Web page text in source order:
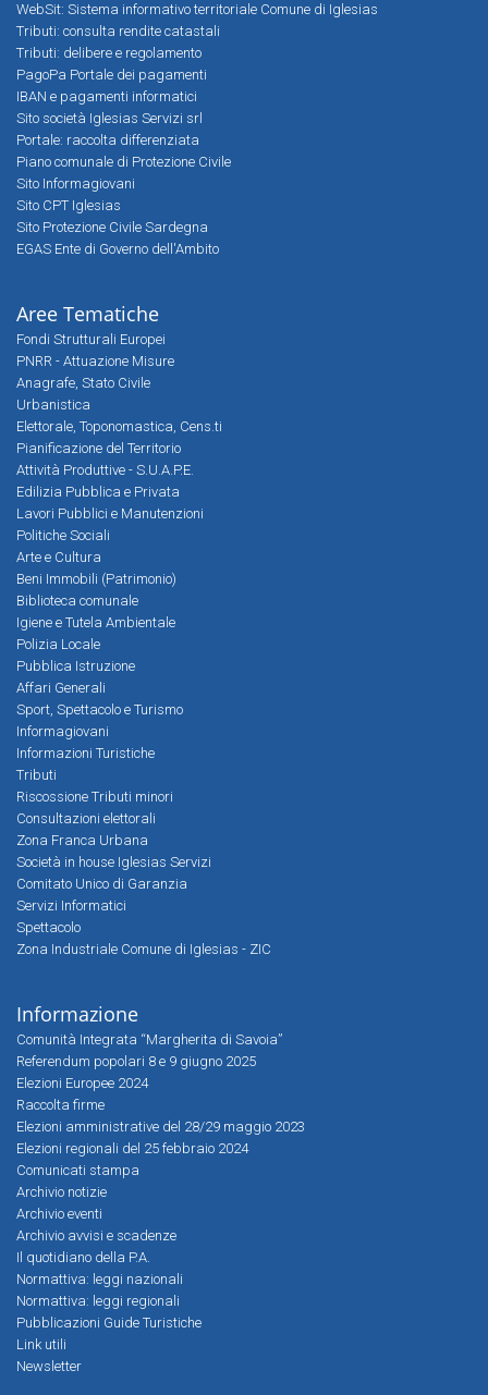
WebSit: Sistema informativo territoriale Comune di Iglesias
Tributi: consulta rendite catastali
Tributi: delibere e regolamento
PagoPa Portale dei pagamenti
IBAN e pagamenti informatici
Sito società Iglesias Servizi srl
Portale: raccolta differenziata
Piano comunale di Protezione Civile
Sito Informagiovani
Sito CPT Iglesias
Sito Protezione Civile Sardegna
EGAS Ente di Governo dell'Ambito
Aree Tematiche
Fondi Strutturali Europei
PNRR - Attuazione Misure
Anagrafe, Stato Civile
Urbanistica
Elettorale, Toponomastica, Cens.ti
Pianificazione del Territorio
Attività Produttive - S.U.A.P.E.
Edilizia Pubblica e Privata
Lavori Pubblici e Manutenzioni
Politiche Sociali
Arte e Cultura
Beni Immobili (Patrimonio)
Biblioteca comunale
Igiene e Tutela Ambientale
Polizia Locale
Pubblica Istruzione
Affari Generali
Sport, Spettacolo e Turismo
Informagiovani
Informazioni Turistiche
Tributi
Riscossione Tributi minori
Consultazioni elettorali
Zona Franca Urbana
Società in house Iglesias Servizi
Comitato Unico di Garanzia
Servizi Informatici
Spettacolo
Zona Industriale Comune di Iglesias - ZIC
Informazione
Comunità Integrata “Margherita di Savoia”
Referendum popolari 8 e 9 giugno 2025
Elezioni Europee 2024
Raccolta firme
Elezioni amministrative del 28/29 maggio 2023
Elezioni regionali del 25 febbraio 2024
Comunicati stampa
Archivio notizie
Archivio eventi
Archivio avvisi e scadenze
Il quotidiano della P.A.
Normattiva: leggi nazionali
Normattiva: leggi regionali
Pubblicazioni Guide Turistiche
Link utili
Newsletter